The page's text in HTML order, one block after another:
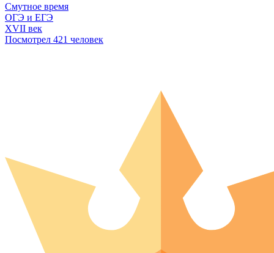
Смутное время
ОГЭ и ЕГЭ
XVII век
Посмотрел 421 человек